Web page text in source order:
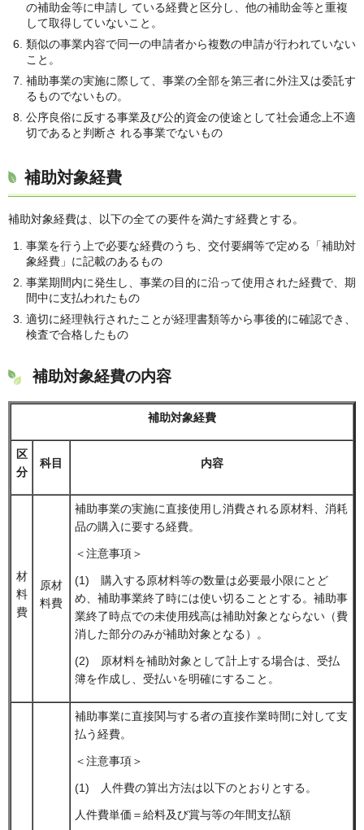
の補助金等に申請し ている経費と区分し、他の補助金等と重複
して取得していないこと。
類似の事業内容で同一の申請者から複数の申請が行われていない
こと。
補助事業の実施に際して、事業の全部を第三者に外注又は委託す
るものでないもの。
公序良俗に反する事業及び公的資金の使途として社会通念上不適
切であると判断さ れる事業でないもの
補助対象経費
補助対象経費は、以下の全ての要件を満たす経費とする。
事業を行う上で必要な経費のうち、交付要綱等で定める「補助対
象経費」に記載のあるもの
事業期間内に発生し、事業の目的に沿って使用された経費で、期
間中に支払われたもの
適切に経理執行されたことが経理書類等から事後的に確認でき、
検査で合格したもの
補助対象経費の内容
補助対象経費
区
分
科目 内容
材
料
費
原材
料費
補助事業の実施に直接使用し消費される原材料、消耗
品の購入に要する経費。
＜注意事項＞
(1) 購入する原材料等の数量は必要最小限にとど
め、補助事業終了時には使い切ることとする。補助事
業終了時点での未使用残高は補助対象とならない（費
消した部分のみが補助対象となる）。
(2) 原材料を補助対象として計上する場合は、受払
簿を作成し、受払いを明確にすること。
補助事業に直接関与する者の直接作業時間に対して支
払う経費。
＜注意事項＞
(1) 人件費の算出方法は以下のとおりとする。
人件費単価＝給料及び賞与等の年間支払額